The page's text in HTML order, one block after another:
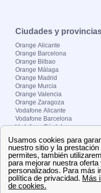
Ciudades y
Orange Alicante
Orange Barcelona
Orange Bilbao
Orange Málaga
Orange Madrid
Orange Murcia
Orange Valencia
Orange Zaragoza
Vodafone Alicante
Vodafone Barcelona
Vodafone Córdoba
Vodafone Madrid
Vodafone Murcia
Vodafone Valencia
Sobre Zona-
¿Quiénes somos?